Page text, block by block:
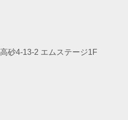
砂4-13-2 エムステージ1F